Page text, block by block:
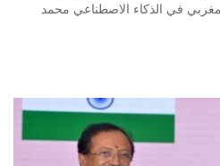
في الذكاء الاصطناعي محمد